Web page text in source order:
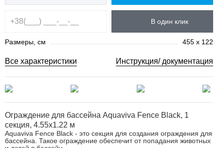
В один клик
Размеры, см 455 x 122
Все характеристики Инструкция/ документация
Ограждение для бассейна Aquaviva Fence Black, 1
секция, 4.55x1.22 м
Aquaviva Fence Black - это секция для создания ограждения для
бассейна. Такое ограждение обеспечит от попадания животных